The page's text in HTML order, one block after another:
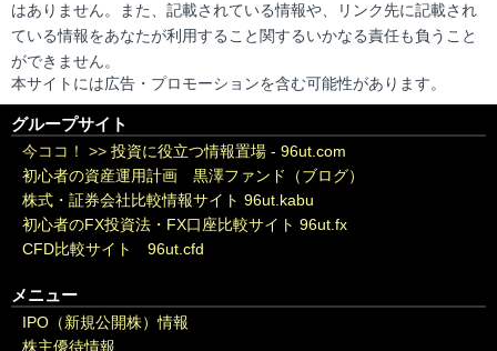
はありません。また、記載されている情報や、リンク先に記載され
ている情報をあなたが利用すること関するいかなる責任も負うこと
ができません。
本サイトには広告・プロモーションを含む可能性があります。
グループサイト
今ココ！ >> 投資に役立つ情報置場 - 96ut.com
初心者の資産運用計画 黒澤ファンド（ブログ）
株式・証券会社比較情報サイト 96ut.kabu
初心者のFX投資法・FX口座比較サイト 96ut.fx
CFD比較サイト 96ut.cfd
メニュー
IPO（新規公開株）情報
株主優待情報